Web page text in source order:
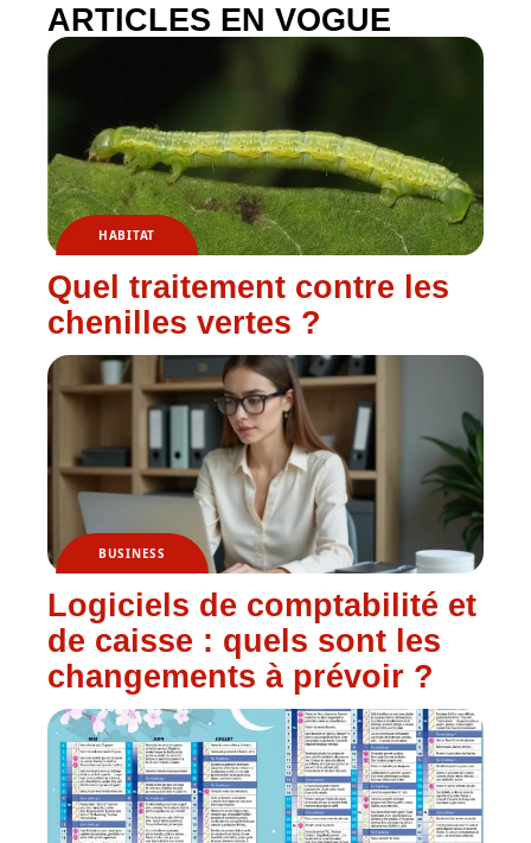
ARTICLES EN VOGUE
HABITAT
Quel traitement contre les
chenilles vertes ?
BUSINESS
Logiciels de comptabilité et
de caisse : quels sont les
changements à prévoir ?